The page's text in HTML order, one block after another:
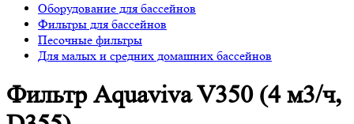
Оборудование для бассейнов
Фильтры для бассейнов
Песочные фильтры
Для малых и средних домашних бассейнов
Фильтр Aquaviva V350 (4 м3/ч,